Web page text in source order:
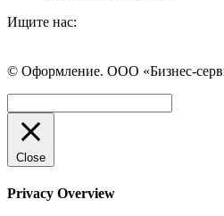
Ищите нас:
Вконтакте
открывается
в
новом
окне
WhatsApp
открывается
в
новом
окне
Telegram
открывается
в
новом
окне
© Оформление. ООО «Бизнес-
Close
Privacy Overview